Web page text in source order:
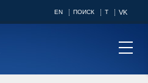
EN ПОИСК T VK